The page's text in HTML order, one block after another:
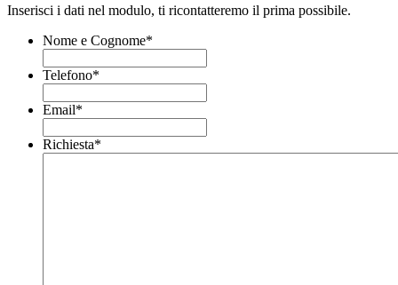
Inserisci i dati nel modulo, ti ricontatteremo il prima possibile.
Nome e Cognome*
Telefono*
Email*
Richiesta*